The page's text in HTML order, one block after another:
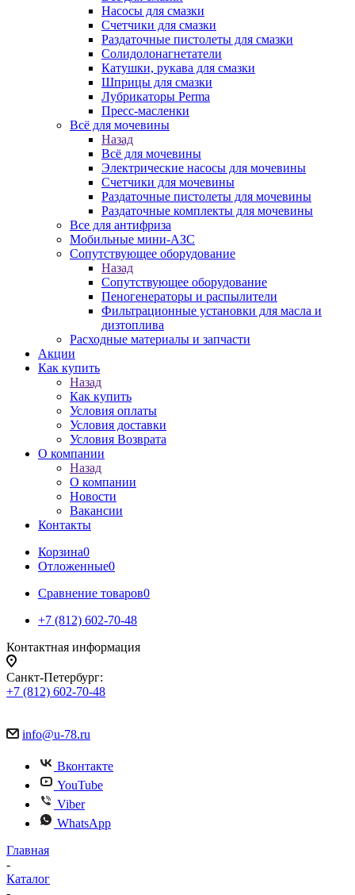
Насосы для смазки
Счетчики для смазки
Раздаточные пистолеты для смазки
Солидолонагнетатели
Катушки, рукава для смазки
Шприцы для смазки
Лубрикаторы Perma
Пресс-масленки
Всё для мочевины
Назад
Всё для мочевины
Электрические насосы для мочевины
Счетчики для мочевины
Раздаточные пистолеты для мочевины
Раздаточные комплекты для мочевины
Все для антифриза
Мобильные мини-АЗС
Сопутствующее оборудование
Назад
Сопутствующее оборудование
Пеногенераторы и распылители
Фильтрационные установки для масла и
дизтоплива
Расходные материалы и запчасти
Акции
Как купить
Назад
Как купить
Условия оплаты
Условия доставки
Условия Возврата
О компании
Назад
О компании
Новости
Вакансии
Контакты
Корзина0
Отложенные0
Сравнение товаров0
+7 (812) 602-70-48
Контактная информация
Санкт-Петербург:
+7 (812) 602-70-48
info@u-78.ru
Вконтакте
YouTube
Viber
WhatsApp
Главная
-
Каталог